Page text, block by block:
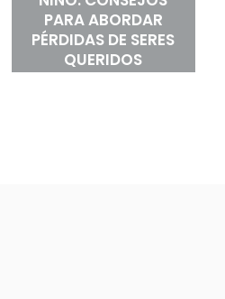
PARA ABORDAR
PÉRDIDAS DE SERES
QUERIDOS